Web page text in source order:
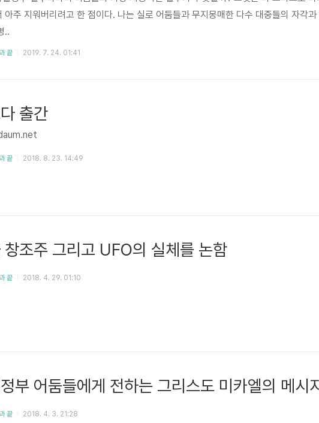
아주 지워버리려고 한 점이다. 나는 실로 어둠들과 무지몽매한 다수 대중들의 자각
..
끝 2019. 7. 24. 01:41
출간
끝 2018. 8. 23. 14:49
창조주 그리고 UFO의 실체를 논함
끝 2018. 4. 29. 01:10
부 어둠들에게 전하는 그리스도 미카엘의 메시
끝 2018. 4. 3. 21:28